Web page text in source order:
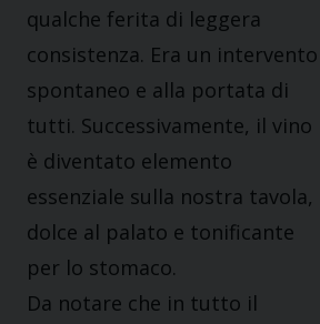
qualche ferita di leggera
consistenza. Era un intervento
spontaneo e alla portata di
tutti. Successivamente, il vino
è diventato elemento
essenziale sulla nostra tavola,
dolce al palato e tonificante
per lo stomaco.
Da notare che in tutto il